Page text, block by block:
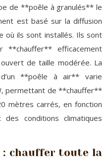
de **poêle à granulés** le
est basé sur la diffusion
où ils sont installés. Ils sont
**chauffer** efficacement
de taille modérée. La
**poêle à air** varie
permettant de **chauffer**
mètres carrés, en fonction
conditions climatiques
: chauffer toute la